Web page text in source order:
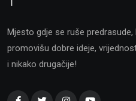
Mjesto gdje se ruše
promovišu dobre ideje,
i nikako drugačije!